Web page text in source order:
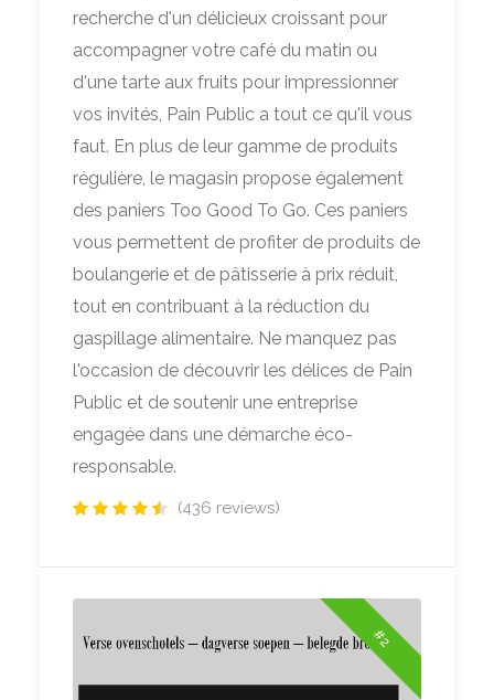
recherche d'un délicieux croissant pour
accompagner votre café du matin ou
d'une tarte aux fruits pour impressionner
vos invités, Pain Public a tout ce qu'il vous
faut. En plus de leur gamme de produits
régulière, le magasin propose également
des paniers Too Good To Go. Ces paniers
vous permettent de profiter de produits de
boulangerie et de pâtisserie à prix réduit,
tout en contribuant à la réduction du
gaspillage alimentaire. Ne manquez pas
l'occasion de découvrir les délices de Pain
Public et de soutenir une entreprise
engagée dans une démarche éco-
responsable.
(436 reviews)
#2